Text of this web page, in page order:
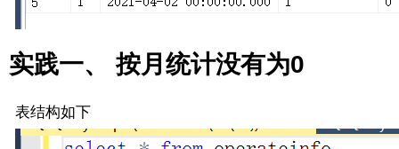
实践一、 按月统计没有为0
表结构如下